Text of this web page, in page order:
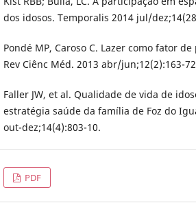
dos idosos. Temporalis 2014 jul/
Pondé MP, Caroso C. Lazer como fator
Rev Ciênc Méd. 2013 abr/jun;12(2):163-
Faller JW, et al. Qualidade de vida de
estratégia saúde da família de Foz do
out-dez;14(4):803-10.
PDF